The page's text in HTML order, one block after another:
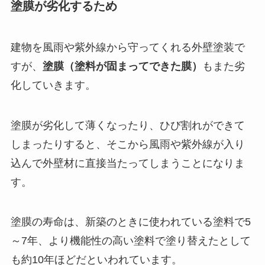
塗膜が劣化するため
建物を風雨や紫外線から守ってくれる外壁塗装で
すが、 塗膜（塗料が固まってできた膜）
もまた劣
化していきます。
塗膜が劣化して薄くなったり、ひび割れができて
しまったりすると、そこから風雨や紫外線が入り
込んで外壁材に直接当たってしまうことになりま
す。
塗膜の寿命は、新築のときに使われている塗料で5
～7年、より機能性の高い塗料で塗り替えたとして
も約10年ほどだといわれています。